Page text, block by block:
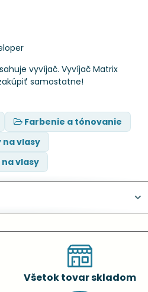
vyvíjač. Vyvíjač Matrix
samostatne!
Farbenie a tónovanie
vlasy
vlasy
Všetok tovar skladom